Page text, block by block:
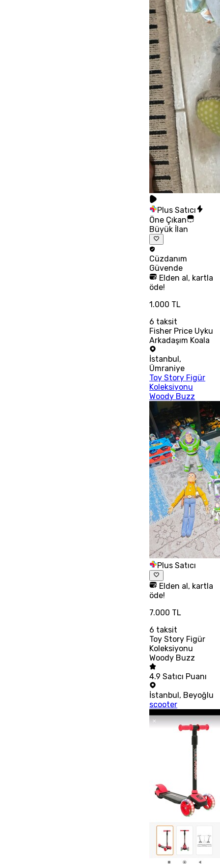
Plus Satıcı
Öne Çıkan
Büyük İlan
Cüzdanım
Güvende
Elden al, kartla
öde!
1.000 TL
6 taksit
Fisher Price Uyku
Arkadaşım Koala
İstanbul,
Ümraniye
Toy Story Figür
Koleksiyonu
Woody Buzz
Plus Satıcı
Elden al, kartla
öde!
7.000 TL
6 taksit
Toy Story Figür
Koleksiyonu
Woody Buzz
4.9 Satıcı Puanı
İstanbul , Beyoğlu
scooter